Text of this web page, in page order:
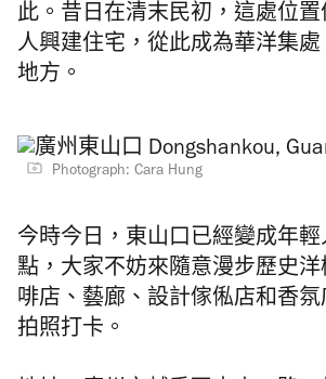
此。昔日在清末民初，這處位
人興建住宅，從此成為華洋集
地方。
Photograph: Cara Hung
今時今日，東山口已經變成年
點，大家不妨來隨意漫步歷史
啡店、藝廊、設計傢俬店和香氛
拍照打卡。